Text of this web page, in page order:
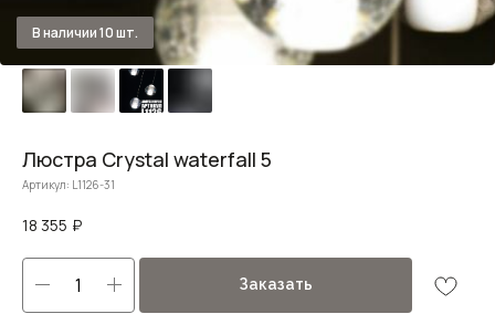
Люстра Crystal waterfall 5
Артикул: L1126-31
18 355 ₽
Заказать